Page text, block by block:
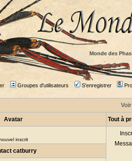
Monde des
Groupes d'utilisateurs S'enregistrer
Avatar Tout à
inscrit
catburry